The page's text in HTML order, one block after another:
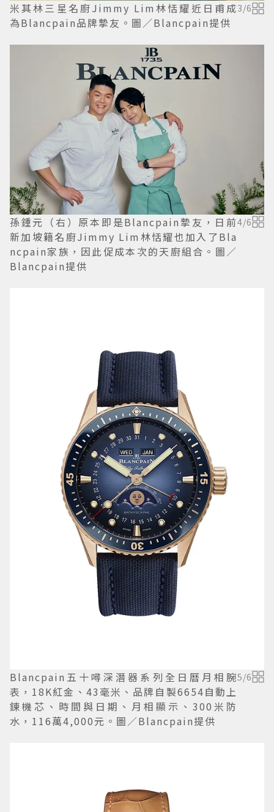
米其林三星名廚Jimmy Lim林恬耀近日甫成
為Blancpain品牌摯友。圖／Blancpain提供
3/6
孫鍾元（右）原本即是Blancpain摯友，日前
新加坡籍名廚Jimmy Lim林恬耀也加入了Bla
ncpain家族，因此促成本次的天廚組合。圖／
Blancpain提供
4/6
Blancpain五十噚深潛器系列全日曆月相腕
表，18K紅金、43毫米、品牌自製6654自動上
鍊機芯、時間與日期、月相顯示、300米防
水，116萬4,000元。圖／Blancpain提供
5/6